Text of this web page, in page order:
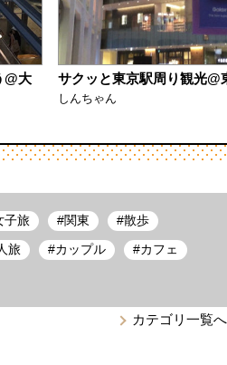
@大
サクッと東京駅周り観光@
しんちゃん
子旅 関東
# 散歩
#
旅 カップル
# カフェ
#
カテゴリ一覧へ